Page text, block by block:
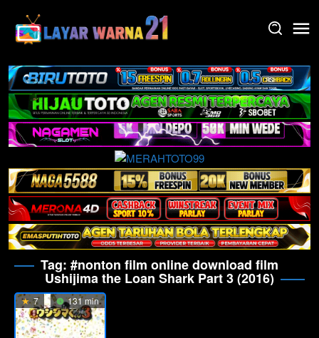
content
Tag: #nonton film online download film
Ushijima the Loan Shark Part 3 (2016)
7 131 min